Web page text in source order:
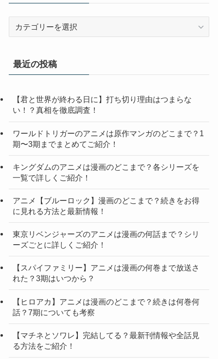
リ
最近の投稿
【君と世界が終わる日に】打ち切り理由はつまらな
い！？真相を徹底調査！
ワールドトリガーのアニメは原作マンガのどこまで？1
期〜3期までまとめてご紹介！
キングダムのアニメは漫画のどこまで？各シリーズを
一覧で詳しくご紹介！
アニメ【ブルーロック】漫画のどこまで？続きをお得
に見れる方法と最新情報！
東京リベンジャーズのアニメは漫画の何話まで？シリ
ーズごとに詳しくご紹介！
【スパイファミリー】アニメは漫画の何巻まで放送さ
れた？3期はいつから？
【ヒロアカ】アニメは漫画のどこまで？続きは何巻何
話？7期についても考察
【マチネとソワレ】完結してる？最新刊情報や全話見
る方法をご紹介！